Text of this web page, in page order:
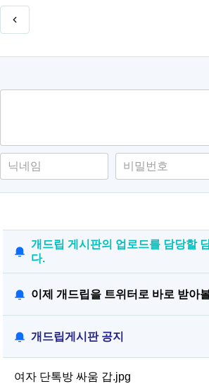
개드립 게시판의 업로드를 담당할
다.
이제 개드립을 트위터로 바로 받아
개드립게시판 공지
여자 단톡방 싸움 갑.jpg